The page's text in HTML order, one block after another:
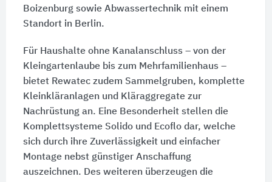
Boizenburg sowie Abwassertechnik mit einem
Standort in Berlin.
Für Haushalte ohne Kanalanschluss – von der
Kleingartenlaube bis zum Mehrfamilienhaus –
bietet Rewatec zudem Sammelgruben, komplette
Kleinkläranlagen und Kläraggregate zur
Nachrüstung an. Eine Besonderheit stellen die
Komplettsysteme Solido und Ecoflo dar, welche
sich durch ihre Zuverlässigkeit und einfacher
Montage nebst günstiger Anschaffung
auszeichnen. Des weiteren überzeugen die